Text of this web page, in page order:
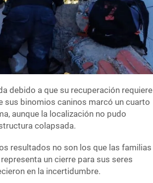
debido a que su recuperación requiere
sus binomios caninos marcó un cuarto
aunque la localización no pudo
colapsada.
resultados no son los que las familias
un cierre para sus seres
en la incertidumbre.